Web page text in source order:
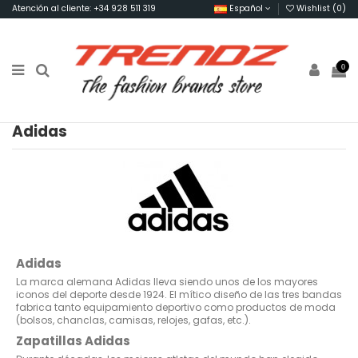
Atención al cliente: +34 928 511 319 Español Wishlist (0)
0
Adidas
Adidas
La marca alemana Adidas lleva siendo unos de los mayores
iconos del deporte desde 1924. El mítico diseño de las tres bandas
fabrica tanto equipamiento deportivo como productos de moda
(bolsos, chanclas, camisas, relojes, gafas, etc.).
Zapatillas Adidas